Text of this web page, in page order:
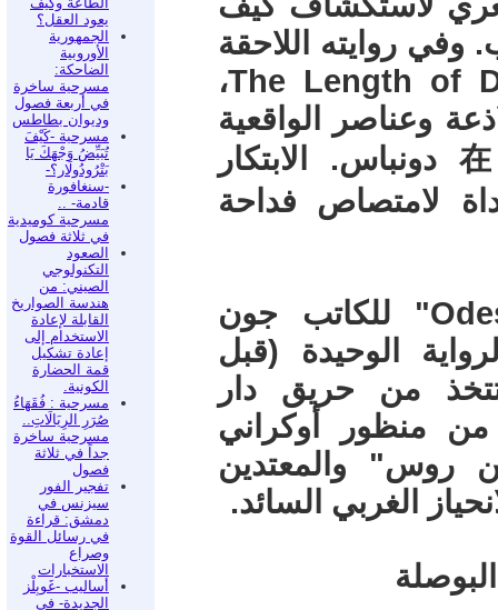
يعود العقل؟
الجمهورية
الأوروبية
الضاحكة:
مسرحية ساخرة
في أربعة فصول
وديوان بطاطس
مسرحية -كَيْفَ
تُبَيِّضُ وَجْهَكَ يَا
بَتْرُودُولَار؟-
-سنغافورة
قادمة- ..
مسرحية كوميدية
في ثلاثة فصول
الصعود
التكنولوجي
الصيني: من
هندسة الصواريخ
القابلة لإعادة
الاستخدام إلى
إعادة تشكيل
قمة الحضارة
الكونية.
مسرحية : فُقَهَاءُ
صُرَرِ الرِيَالَاتِ..
مسرحية ساخرة
جداً في ثلاثة
فصول
تفجير الفور
سيزنس في
دمشق: قراءة
في رسائل القوة
وصراع
الاستخبارات
أساليب -غَوبِلْز
الجديدة- في
روايته اللاحقة
"The Length of Days: An Urban Ballad" (2023)،
وعناصر الواقعية
السحرية ضمن مدينة "ز" التخيلية在 دونباس. الابتكار
لامتصاص فداحة
من الناحية التوثيقية، صدرت "Odessa" للكاتب جون
وهي الرواية الوحيدة (قبل
من حريق دار
من منظور أوكراني
روس" والمعتدين
الغربي السائد.